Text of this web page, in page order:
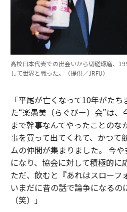
高校日本代表での出会いから切磋琢磨、
して世界と戦った。（提供／JRFU）
「平尾が亡くなって10年がた
た“楽愚美（らぐびー）会”は、
まで幹事なんてやったことのな
事を買って出てくれて、かつて
ムの仲間が集まりました。 今
になり、協会に対して積極的に
ただ、飲むと『あれはスローフ
いまだに昔の話で論争になるの
（笑）」